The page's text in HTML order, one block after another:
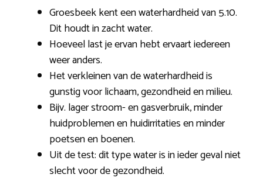
Groesbeek kent een waterhardheid van 5.10.
Dit houdt in zacht water.
Hoeveel last je ervan hebt ervaart iedereen
weer anders.
Het verkleinen van de waterhardheid is
gunstig voor lichaam, gezondheid en milieu.
Bijv. lager stroom- en gasverbruik, minder
huidproblemen en huidirritaties en minder
poetsen en boenen.
Uit de test: dit type water is in ieder geval niet
slecht voor de gezondheid.